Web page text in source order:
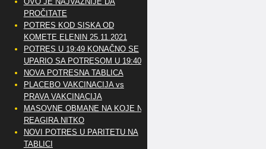
PROČITATE
POTRES KOD SISKA OD
KOMETE ELENIN 25.11.2021
POTRES U 19:49 KONAČNO SE
UPARIO SA POTRESOM U 19:40
NOVA POTRESNA TABLICA
PLACEBO VAKCINACIJA vs
PRAVA VAKCINACIJA
MASOVNE OBMANE NA KOJE NE
REAGIRA NITKO
NOVI POTRES U PARITETU NA
TABLICI